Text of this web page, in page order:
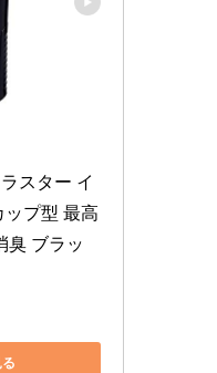
スター イ
ップ型 最高
臭 ブラッ